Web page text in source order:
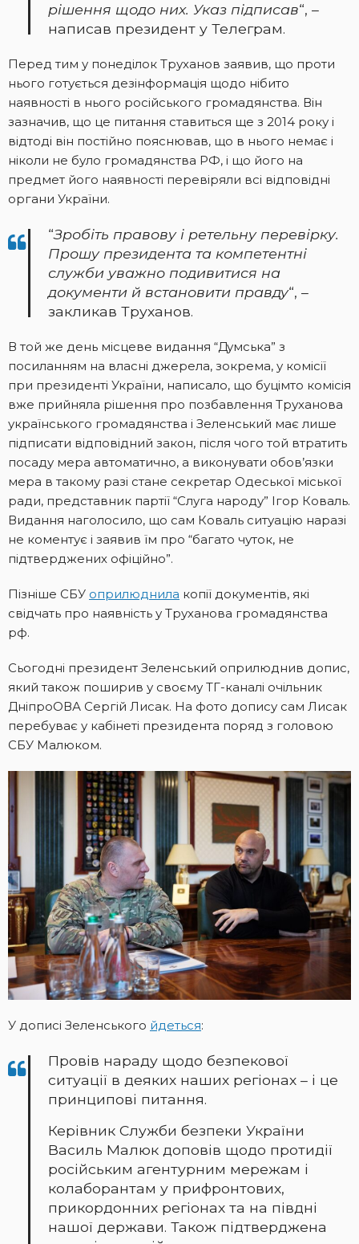
рішення щодо них. Указ підписав“, –
написав президент у Телеграм.
Перед тим у понеділок Труханов заявив, що проти
нього готується дезінформація щодо нібито
наявності в нього російського громадянства. Він
зазначив, що це питання ставиться ще з 2014 року і
відтоді він постійно пояснював, що в нього немає і
ніколи не було громадянства РФ, і що його на
предмет його наявності перевіряли всі відповідні
органи України.
“Зробіть правову і ретельну перевірку.
Прошу президента та компетентні
служби уважно подивитися на
документи й встановити правду“, –
закликав Труханов.
В той же день місцеве видання “Думська” з
посиланням на власні джерела, зокрема, у комісії
при президенті України, написало, що буцімто комісія
вже прийняла рішення про позбавлення Труханова
українського громадянства і Зеленський має лише
підписати відповідний закон, після чого той втратить
посаду мера автоматично, а виконувати обов’язки
мера в такому разі стане секретар Одеської міської
ради, представник партії “Слуга народу” Ігор Коваль.
Видання наголосило, що сам Коваль ситуацію наразі
не коментує і заявив їм про “багато чуток, не
підтверджених офіційно”.
Пізніше СБУ оприлюднила копії документів, які
свідчать про наявність у Труханова громадянства
рф.
Сьогодні президент Зеленський оприлюднив допис,
який також поширив у своєму ТГ-каналі очільник
ДніпроОВА Сергій Лисак. На фото допису сам Лисак
перебуває у кабінеті президента поряд з головою
СБУ Малюком.
У дописі Зеленського йдеться:
Провів нараду щодо безпекової
ситуації в деяких наших регіонах – і це
принципові питання.
Керівник Служби безпеки України
Василь Малюк доповів щодо протидії
російським агентурним мережам і
колаборантам у прифронтових,
прикордонних регіонах та на півдні
нашої держави. Також підтверджена